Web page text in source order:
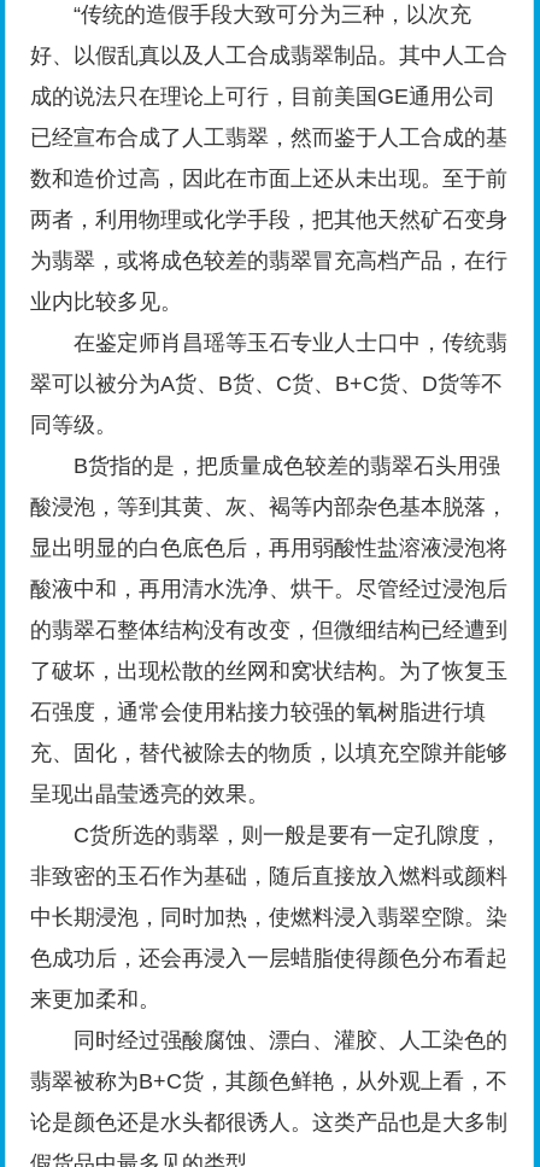
“传统的造假手段大致可分为三种，以次充
好、以假乱真以及人工合成翡翠制品。其中人工合
成的说法只在理论上可行，目前美国GE通用公司
已经宣布合成了人工翡翠，然而鉴于人工合成的基
数和造价过高，因此在市面上还从未出现。至于前
两者，利用物理或化学手段，把其他天然矿石变身
为翡翠，或将成色较差的翡翠冒充高档产品，在行
业内比较多见。
在鉴定师肖昌瑶等玉石专业人士口中，传统翡
翠可以被分为A货、B货、C货、B+C货、D货等不
同等级。
B货指的是，把质量成色较差的翡翠石头用强
酸浸泡，等到其黄、灰、褐等内部杂色基本脱落，
显出明显的白色底色后，再用弱酸性盐溶液浸泡将
酸液中和，再用清水洗净、烘干。尽管经过浸泡后
的翡翠石整体结构没有改变，但微细结构已经遭到
了破坏，出现松散的丝网和窝状结构。为了恢复玉
石强度，通常会使用粘接力较强的氧树脂进行填
充、固化，替代被除去的物质，以填充空隙并能够
呈现出晶莹透亮的效果。
C货所选的翡翠，则一般是要有一定孔隙度，
非致密的玉石作为基础，随后直接放入燃料或颜料
中长期浸泡，同时加热，使燃料浸入翡翠空隙。染
色成功后，还会再浸入一层蜡脂使得颜色分布看起
来更加柔和。
同时经过强酸腐蚀、漂白、灌胶、人工染色的
翡翠被称为B+C货，其颜色鲜艳，从外观上看，不
论是颜色还是水头都很诱人。这类产品也是大多制